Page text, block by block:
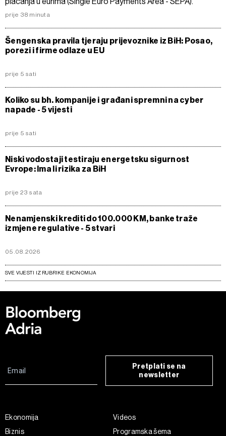
prije 38 minuta
Šengenska pravila tjeraju prijevoznike iz BiH: Posao,
porezi i firme odlaze u EU
prije 5 sati
Koliko su bh. kompanije i građani spremni na cyber
napade - 5 vijesti
prije 5 sati
Niski vodostaji testiraju energetsku sigurnost
Evrope: Ima li rizika za BiH
prije 23 sata
Nenamjenski krediti do 100.000 KM, banke traže
izmjene regulative - 5 stvari
05.08.2026
SVE VIJESTI IZ RUBRIKE EKONOMIJA
Pretplati se na
newsletter
Ekonomija
Biznis
Videos
Programska šema